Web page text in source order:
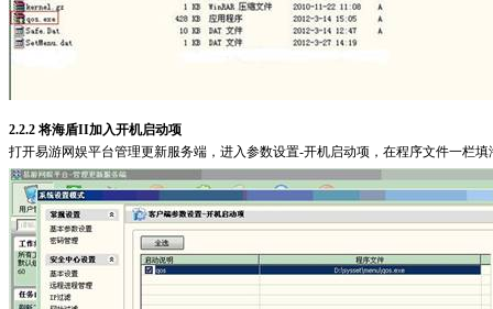
2.2.2 将海盾II加入开机启动项
打开易游网娱平台管理更新服务端，进入参数设置-开机启动项，在程序文件一栏